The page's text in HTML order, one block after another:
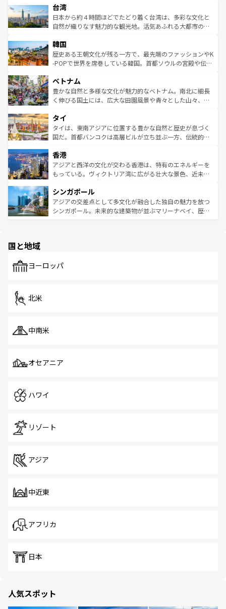
情報は
人々、おいしいローカルフードやハワイアンミュージッ
ク、伝統的なフラダンスなど、すべてがハワイの魅力を彩
っている。訪れるたびに新しい発見と感動が待っているハ
はコンテンツ一覧
リアリーフや大陸中央部にそびえるウルル（エアーズロッ
ク）、タスマニアの美しい原生林やケアンズの熱帯雨林な
ど、見どころがたくさん。また、カフェやワイン、オージ
いる。アクティビティも充実しており、サーフィンやダイ
ビング、ハイキングなど、アウトドア好きにはたまらな
い。オーストラリアの多彩な魅力を存分に味わいつくそ
参照してほしい。
台湾
日本から約４時間ほどでたどり着く台湾は、多彩な文化と
自然が織りなす魅力的な観光地。活気あふれる大都市の台
ン）、静ひつな山岳地帯である台湾東部など、都市の喧騒
と山間の静けさが共存しており、訪れる人に新しい発見と
驚きをもたらしてくれる。また、奥深い台湾の食文化も魅
容にもいいと評判のスイーツなど、バラエティ豊かな料理
が味わえる。 なお、新着の台湾情報は コンテンツ一覧を参
照してほしい。
韓国
歴史ある王朝文化が残る一方で、最先端のファッションやK
-POPで世界を席巻している韓国。首都ソウルの宮殿や伝統
き、地方に足を延ばせば四季折々の自然美を楽しむことが
できる。そして、キムチや焼肉、絶品のストリートフード
まで、さまざまな韓国料理が待っている。夜には、韓国な
リティに包まれながら、韓国の多彩な魅力を心ゆくまで味
わってみてほしい。 なお、新着の韓国情報はコンテンツ一
覧を参照してほしい。
ベトナム
豊かな自然と多様な文化が魅力的なベトナム。南北に細長
く伸びる国土には、広大な田園風景や青々とした山々、世
急速な発展と共に伝統が息づく。ハノイの古い町並みやホ
ーチミン市のフランス統治時代の建物も、独特の雰囲気を
醸し出している。また、バラエティの豊かさとおいしさで
とつ。フォーやバインミー、ベトナムコーヒーなどは、ぜ
ひ現地で味わいたい。どの地域を訪れてもあたたかい人々
が旅行者を迎えてくれるので、きっと忘れられない旅にな
参照してほしい。
タイ
タイは、東南アジアに位置する豊かな自然と歴史が息づく
国だ。首都バンコクは高層ビルが立ち並ぶ一方、伝統的な
の活気が交差している。北部ではチェンマイなどの山岳地
帯で自然と触れ合い、南部ではプーケットやクラビの美し
いビーチでリゾート気分を楽しむことができる。タイ料理
激する。気候は一年中温暖で、どの季節にも異なる楽しみ
が待っている。親しみやすいタイの人々、仏教を中心とし
た文化、そして多様な観光資源が、訪れる旅人を魅了し続
香港
アジアと西洋の文化が交わる香港は、特有のエネルギーを
もっている。ヴィクトリア湾に広がる壮大な景色、近未来
み、どこを訪れても感動するはず。観光スポットが密集し
ており、効率よく見どころを回れるのも魅力。息をのむよ
うな絶景から文化的な体験まで、香港を存分に楽しみ尽く
シンガポール
アジアの交差点として多文化が融合した独自の魅力を放つ
シンガポール。未来的な建築物が並ぶマリーナベイ、歴史
で、ホーカーズは地元の風情を楽しめる外せないスポット
国と地域
ヨーロッパ
北米
中南米
オセアニア
ハワイ
リゾート
アジア
中近東
アフリカ
日本
人気スポット